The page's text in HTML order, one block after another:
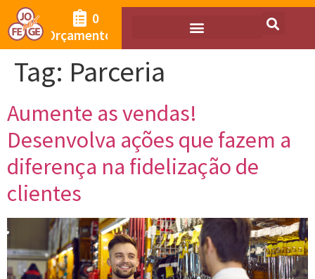
Orçamento
0
Tag: Parceria
Aumente as vendas!
Desenvolva ações que fazem a
diferença na fidelização de
clientes